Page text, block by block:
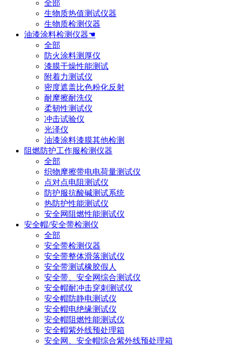
全部
生物质热值测试仪器
生物质检测仪器
油漆涂料检测仪器☚
全部
防火涂料测厚仪
漆膜干燥性能测试
附着力测试仪
密度遮盖比色粉化反射
耐摩擦耐洗仪
柔韧性测试仪
冲击试验仪
光泽仪
油漆涂料漆膜其他检测
阻燃防护工作服检测仪器
全部
织物摩擦带电电荷量测试仪
点对点电阻测试仪
防护服抗酸碱测试系统
热防护性能测试仪
安全网阻燃性能测试仪
安全帽/安全带检测仪
全部
安全带检测仪器
安全带整体滑落测试仪
安全带测试橡胶假人
安全带、安全网综合测试仪
安全帽耐冲击穿刺测试仪
安全帽防静电测试仪
安全帽电绝缘测试仪
安全帽阻燃性能测试仪
安全帽紫外线预处理箱
安全网、安全帽综合紫外线预处理箱